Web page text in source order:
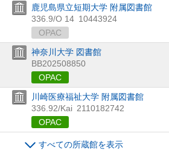
鹿児島県立短期大学 附属図書館
336.9/O 14 10443924
OPAC
神奈川大学 図書館
BB202508850
OPAC
川崎医療福祉大学 附属図書館
336.92/Kai 2110182742
OPAC
すべての所蔵館を表示